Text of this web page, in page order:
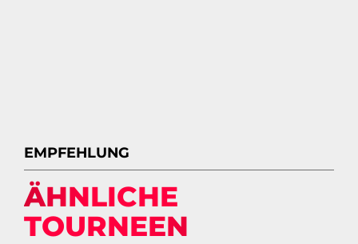
EMPFEHLUNG
ÄHNLICHE
TOURNEEN